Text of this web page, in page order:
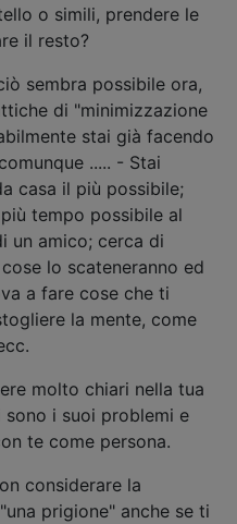
o simili, prendere le
il resto?
sembra possibile ora,
di "minimizzazione
stai già facendo
..... - Stai
casa il più possibile;
tempo possibile al
un amico; cerca di
lo scateneranno ed
a fare cose che ti
la mente, come
molto chiari nella tua
sono i suoi problemi e
te come persona.
considerare la
prigione" anche se ti